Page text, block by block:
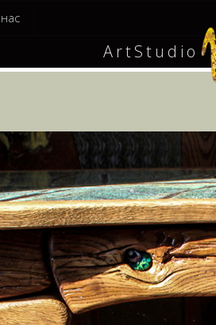
ArtStudio